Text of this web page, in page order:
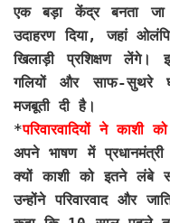
एक बड़ा केंद्र बनता जा
उदाहरण दिया, जहां
खिलाड़ी प्रशिक्षण
गलियों और साफ-सुथरे
मजबूती दी है।
*परिवारवादियों ने
अपने भाषण में
क्यों काशी को इतने लंबे
उन्होंने परिवारवाद और